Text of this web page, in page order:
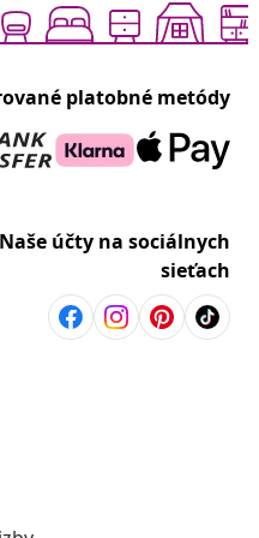
platobné metódy
Naše účty na sociálnych
sieťach